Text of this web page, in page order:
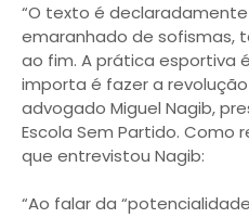
“O texto é
emaranhado de sofismas,
ao fim. A prática esportiva
importa é fazer a
advogado Miguel Nagib,
Escola Sem Partido. Como
que entrevistou Nagib:
“Ao falar da